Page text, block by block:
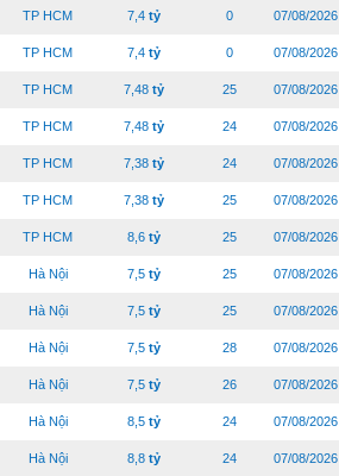
TP HCM 7,4 tỷ 0 07/08/2026
TP HCM 7,4 tỷ 0 07/08/2026
TP HCM 7,48 tỷ 25 07/08/2026
TP HCM 7,48 tỷ 24 07/08/2026
TP HCM 7,38 tỷ 24 07/08/2026
TP HCM 7,38 tỷ 25 07/08/2026
TP HCM 8,6 tỷ 25 07/08/2026
Hà Nội 7,5 tỷ 25 07/08/2026
Hà Nội 7,5 tỷ 25 07/08/2026
Hà Nội 7,5 tỷ 28 07/08/2026
Hà Nội 7,5 tỷ 26 07/08/2026
Hà Nội 8,5 tỷ 24 07/08/2026
Hà Nội 8,8 tỷ 24 07/08/2026